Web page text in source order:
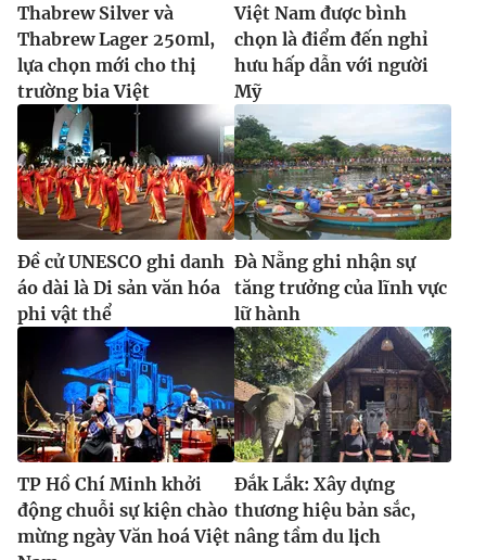
Thabrew Silver và
Thabrew Lager 250ml,
lựa chọn mới cho thị
trường bia Việt
Việt Nam được bình
chọn là điểm đến nghỉ
hưu hấp dẫn với người
Mỹ
Đề cử UNESCO ghi danh
áo dài là Di sản văn hóa
phi vật thể
Đà Nẵng ghi nhận sự
tăng trưởng của lĩnh vực
lữ hành
TP Hồ Chí Minh khởi
động chuỗi sự kiện chào
mừng ngày Văn hoá Việt
Đắk Lắk: Xây dựng
thương hiệu bản sắc,
nâng tầm du lịch